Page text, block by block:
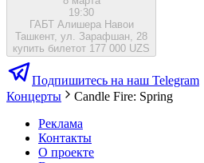
19:30
ГАБТ Алишера Навои
Ташкент, ул. Зарафшан, 28
купить билетот 177 000 UZS
Подпишитесь на наш Telegram
Концерты
Candle Fire: Spring
Реклама
Контакты
О проекте